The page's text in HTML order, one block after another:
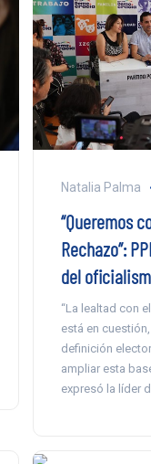
Natalia Palma
“Queremos
Rechazo”:
del
“La lealtad con
está en
definición
ampliar esta
expresó la líder